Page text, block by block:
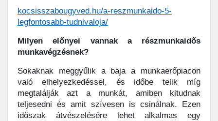
kocsisszabougyved.hu/a-reszmunkaido-5-
legfontosabb-tudnivaloja/
Milyen előnyei vannak a részmunkaidős
munkavégzésnek?
Sokaknak meggyűlik a baja a munkaerőpiacon
való elhelyezkedéssel, és időbe telik míg
megtalálják azt a munkát, amiben kitudnak
teljesedni és amit szívesen is csinálnak. Ezen
időszak átvészelésére lehet alkalmas egy